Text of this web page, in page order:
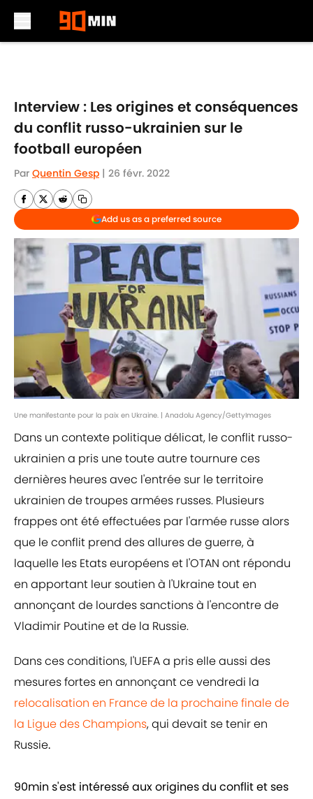
Interview : Les origines et conséquences
du conflit russo-ukrainien sur le
football européen
Par Quentin Gesp | 26 févr. 2022
Add us as a preferred source
Une manifestante pour la paix en Ukraine. | Anadolu Agency/GettyImages
Dans un contexte politique délicat, le conflit russo-
ukrainien a pris une toute autre tournure ces
dernières heures avec l'entrée sur le territoire
ukrainien de troupes armées russes. Plusieurs
frappes ont été effectuées par l'armée russe alors
que le conflit prend des allures de guerre, à
laquelle les Etats européens et l'OTAN ont répondu
en apportant leur soutien à l'Ukraine tout en
annonçant de lourdes sanctions à l'encontre de
Vladimir Poutine et de la Russie.
Dans ces conditions, l'UEFA a pris elle aussi des
mesures fortes en annonçant ce vendredi la
relocalisation en France de la prochaine finale de
la Ligue des Champions, qui devait se tenir en
Russie.
90min s'est intéressé aux origines du conflit et ses